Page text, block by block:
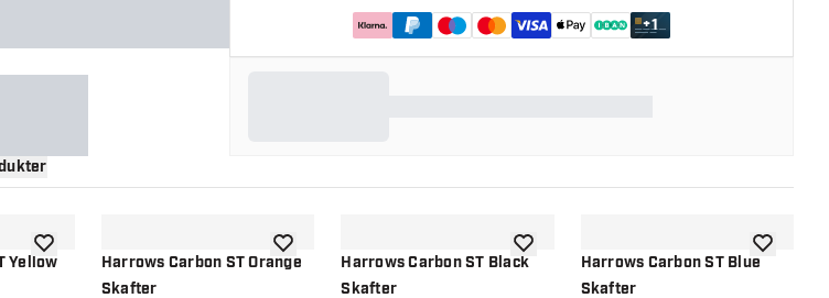
+1
Yellow
tilføje til ønskelisteHarrows Carbon ST Orange
Skafter
tilføje til ønskelisteHarrows Carbon ST Black
Skafter
tilføje til ønskelisteHarrows Carbon ST Blue
Skafter
tilføje til